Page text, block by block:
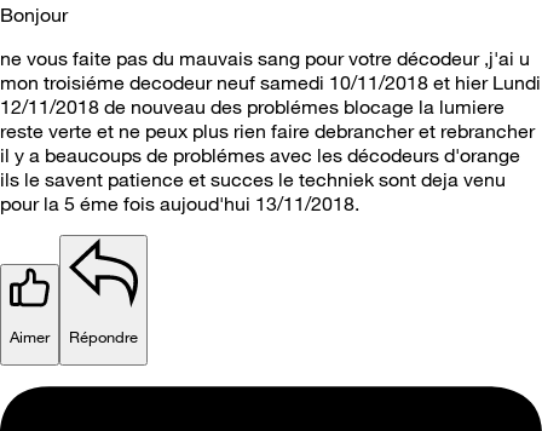
Bonjour
ne vous faite pas du mauvais sang pour votre décodeur ,j'ai u
mon troisiéme decodeur neuf samedi 10/11/2018 et hier Lundi
12/11/2018 de nouveau des problémes blocage la lumiere
reste verte et ne peux plus rien faire debrancher et rebrancher
il y a beaucoups de problémes avec les décodeurs d'orange
ils le savent patience et succes le techniek sont deja venu
pour la 5 éme fois aujoud'hui 13/11/2018.
Aimer Répondre